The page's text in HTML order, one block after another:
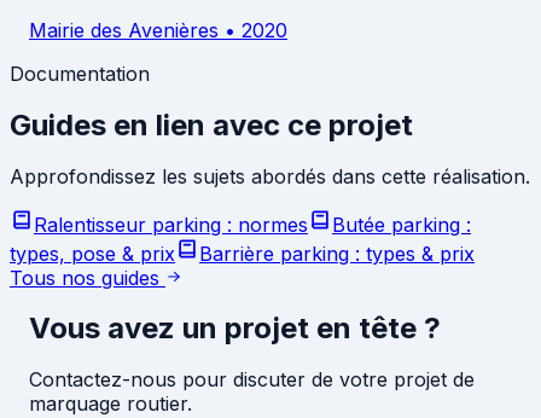
Mairie des Avenières • 2020
Documentation
Guides en lien avec ce projet
Approfondissez les sujets abordés dans cette réalisation.
Ralentisseur parking : normes
Butée parking :
types, pose & prix
Barrière parking : types & prix
Tous nos guides
Vous avez un projet en tête ?
Contactez-nous pour discuter de votre projet de
marquage routier.